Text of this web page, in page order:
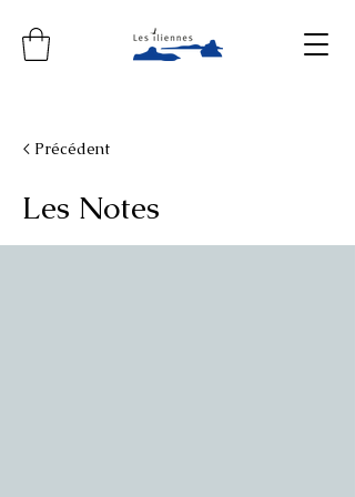
< Précédent
Les Notes